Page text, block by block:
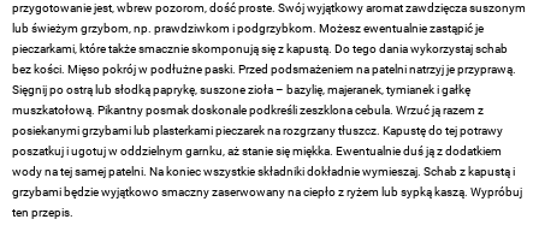
przygotowanie jest, wbrew pozorom, dość proste. Swój wyjątkowy aromat zawdzięcza suszonym
lub świeżym grzybom, np. prawdziwkom i podgrzybkom. Możesz ewentualnie zastąpić je
pieczarkami, które także smacznie skomponują się z kapustą. Do tego dania wykorzystaj schab
bez kości. Mięso pokrój w podłużne paski. Przed podsmażeniem na patelni natrzyj je przyprawą.
Sięgnij po ostrą lub słodką paprykę, suszone zioła – bazylię, majeranek, tymianek i gałkę
muszkatołową. Pikantny posmak doskonale podkreśli zeszklona cebula. Wrzuć ją razem z
posiekanymi grzybami lub plasterkami pieczarek na rozgrzany tłuszcz. Kapustę do tej potrawy
poszatkuj i ugotuj w oddzielnym garnku, aż stanie się miękka. Ewentualnie duś ją z dodatkiem
wody na tej samej patelni. Na koniec wszystkie składniki dokładnie wymieszaj. Schab z kapustą i
grzybami będzie wyjątkowo smaczny zaserwowany na ciepło z ryżem lub sypką kaszą. Wypróbuj
ten przepis.